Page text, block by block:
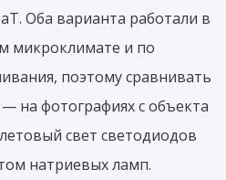
Оба варианта работали в
микроклимате и по
поэтому сравнивать
на фотографиях с объекта
свет светодиодов
натриевых ламп.